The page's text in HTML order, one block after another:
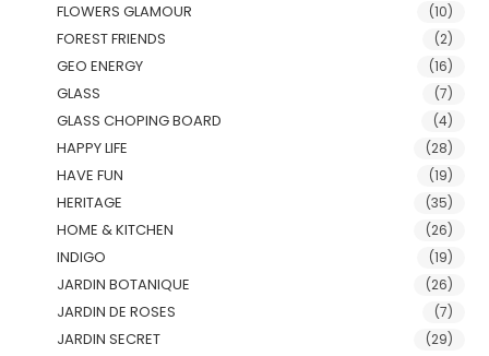
FLOWERS GLAMOUR (10)
FOREST FRIENDS (2)
GEO ENERGY (16)
GLASS (7)
GLASS CHOPING BOARD (4)
HAPPY LIFE (28)
HAVE FUN (19)
HERITAGE (35)
HOME & KITCHEN (26)
INDIGO (19)
JARDIN BOTANIQUE (26)
JARDIN DE ROSES (7)
JARDIN SECRET (29)